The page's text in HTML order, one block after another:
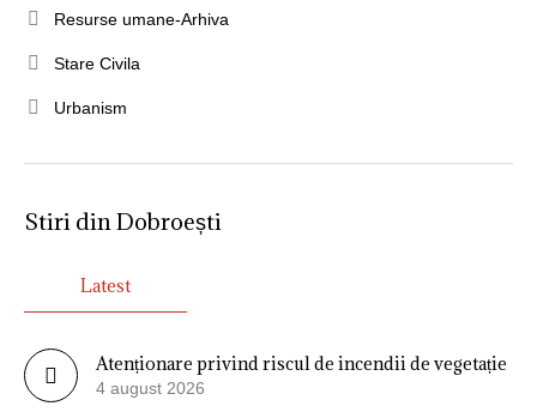
Resurse umane-Arhiva
Stare Civila
Urbanism
Stiri din Dobroești
Latest
Atenționare privind riscul de incendii de vegetație
4 august 2026